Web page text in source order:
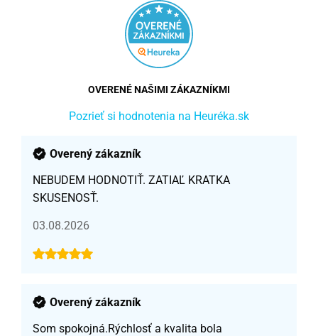
OVERENÉ NAŠIMI ZÁKAZNÍKMI
Pozrieť si hodnotenia na Heuréka.sk
Overený zákazník
NEBUDEM HODNOTIŤ. ZATIAĽ KRATKA
SKUSENOSŤ.
03.08.2026
Overený zákazník
Som spokojná.Rýchlosť a kvalita bola